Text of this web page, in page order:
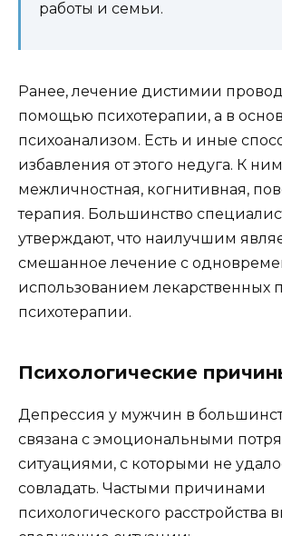
работы и семьи.
Ранее, лечение дистимии
помощью психотерапии, а в
психоанализом. Есть и иные
избавления от этого недуга. К
межличностная, когнитивная,
терапия. Большинство
утверждают, что наилучшим
смешанное лечение с
использованием лекарственных
психотерапии.
Психологические
Депрессия у мужчин в
связана с эмоциональными
ситуациями, с которыми не
совладать. Частыми причинами
психологического расстройства